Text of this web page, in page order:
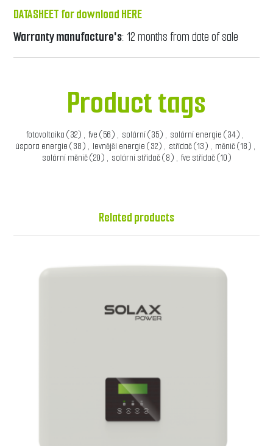
DATASHEET for download HERE
Warranty manufacture's: 12 months from date of sale
Product tags
fotovoltaika (32) , fve (56) , solární(35) , solární energie (34) ,
úspora energie (38) , levnější energie (32) , střídač(13) , měnič(18) ,
solární měnič(20) , solární střídač(8) , fve střídač(10)
Related products